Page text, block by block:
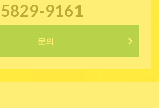
9161
문의